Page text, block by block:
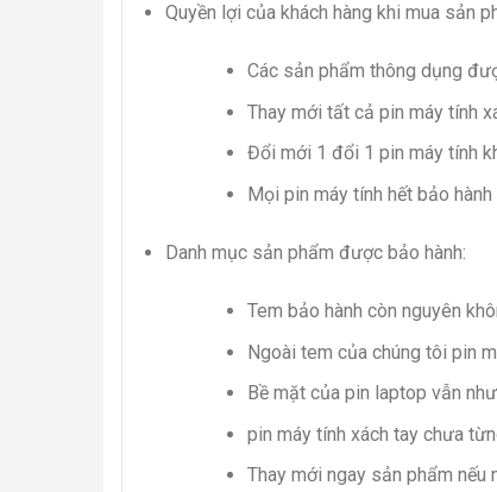
Quyền lợi của khách hàng khi mua sản
Các sản phẩm thông dụng
Thay mới tất cả pin máy tính
Đổi mới 1 đổi 1 pin máy tính
Mọi pin máy tính hết bảo
Danh mục sản phẩm được bảo hành:
Tem bảo hành còn nguyên
Ngoài tem của chúng tôi pin
Bề mặt của pin laptop vẫn
pin máy tính xách tay chưa
Thay mới ngay sản phẩm nếu